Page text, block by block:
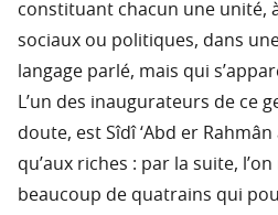
constituant chacun une unité,
sociaux ou politiques, dans
langage parlé, mais qui
L’un des inaugurateurs de ce
doute, est Sîdî ‘Abd er
qu’aux riches : par la suite,
beaucoup de quatrains qui